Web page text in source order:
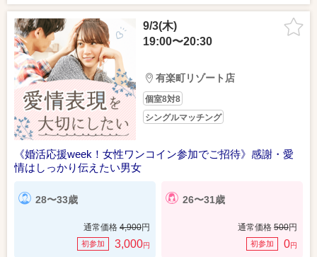
9/3(木)
19:00〜20:30
有楽町リゾート店
個室8対8
シングルマッチング
《婚活応援week！女性ワンコイン参加でご招待》感謝・愛
情はしっかり伝えたい男女
28〜33歳
通常価格 4,900円
初参加 3,000円
26〜31歳
通常価格 500円
初参加 0円